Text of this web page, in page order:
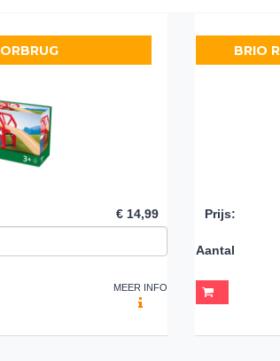
€ 14,99
MEER INFO
BRIO
Prijs:
Aantal